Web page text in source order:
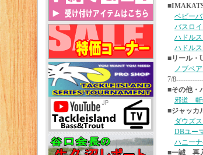
ベビー
バスロ
ハドル
ハドル
■リール・
ノブベ
7/
■その他・
邪道 斬
■ジャッ
ダウズス
DBユー
ハニーナ
■一誠 再